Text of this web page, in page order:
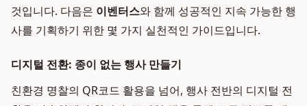
것입니다. 다음은 이벤터스와 함께 성공적인 지속 가능한 행
사를 기획하기 위한 몇 가지 실천적인 가이드입니다.
디지털 전환: 종이 없는 행사 만들기
친환경 명찰의 QR코드 활용을 넘어, 행사 전반의 디지털 전